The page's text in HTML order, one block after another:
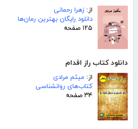
از: زهرا رحمانی
دانلود رایگان بهترین رمان‌ها
۱۲۵ صفحه
دانلود کتاب راز اقدام
از: میثم مرادی
کتاب‌های روانشناسی
۳۴ صفحه